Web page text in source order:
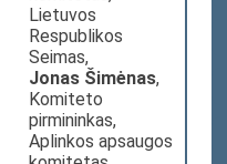
Lietuvos
Respublikos
Seimas,
Jonas Šimėnas,
Komiteto
pirmininkas,
Aplinkos apsaugos